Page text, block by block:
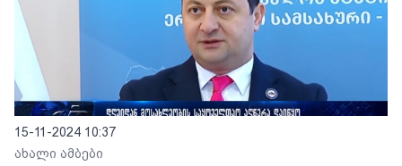
15-11-2024 10:37
ახალი ამბები